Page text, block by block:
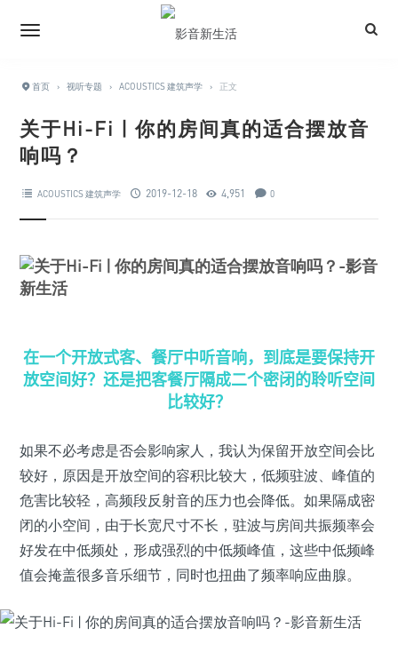
首页 › 视听专题 › ACOUSTICS 建筑声学 › 正文
关于Hi-Fi | 你的房间真的适合摆放音
响吗？
ACOUSTICS 建筑声学 2019-12-18 4,951 0
在一个开放式客、餐厅中听音响，到底是要保持开
放空间好？还是把客餐厅隔成二个密闭的聆听空间
比较好？
如果不必考虑是否会影响家人，我认为保留开放空间会比
较好，原因是开放空间的容积比较大，低频驻波、峰值的
危害比较轻，高频段反射音的压力也会降低。如果隔成密
闭的小空间，由于长宽尺寸不长，驻波与房间共振频率会
好发在中低频处，形成强烈的中低频峰值，这些中低频峰
值会掩盖很多音乐细节，同时也扭曲了频率响应曲腺。